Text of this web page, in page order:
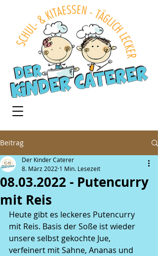
Beitrag
08.03.2022 - Putencurry
mit Reis
Der Kinder Caterer
8. März 2022 1 Min. Lesezeit
Heute gibt es leckeres Putencurry
mit Reis. Basis der Soße ist wieder
unsere selbst gekochte Jue,
verfeinert mit Sahne, Ananas und